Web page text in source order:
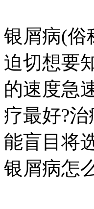
银屑病(俗
迫切想要
的速度急
疗最好?
能盲目将
银屑病怎